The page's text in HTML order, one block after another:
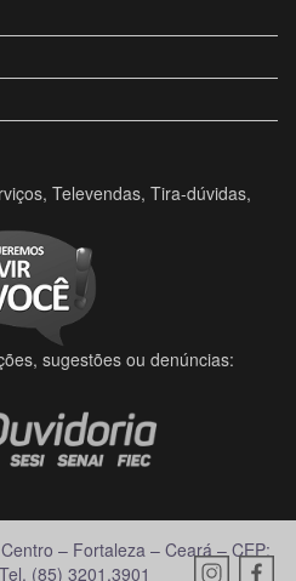
Televendas, Tira-dúvidas,
sugestões ou denúncias:
– Fortaleza – Ceará – CEP:
(85) 3201.3901